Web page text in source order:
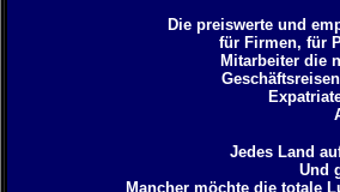
Die preiswerte und
für Firmen, für
Mitarbeiter die
Jedes Land
Und
Mancher möchte die totale